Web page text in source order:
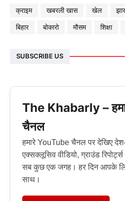
क्राइम खबरली खास खेल
बिहार
बोकारो मौसम शिक्षा
SUBSCRIBE US
The Khabarly –
चैनल
हमारे YouTube चैनल पर देखिए
एक्सक्लूसिव वीडियो, ग्राउंड
सब कुछ एक जगह। हर दिन आपके
साथ।